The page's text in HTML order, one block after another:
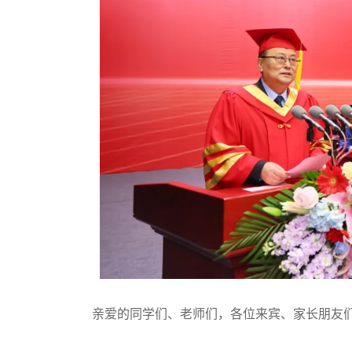
亲爱的同学们、老师们，各位来宾、家长朋友